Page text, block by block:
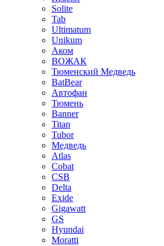
Solite
Tab
Ultimatum
Unikum
Аком
ВОЖАК
Тюменский Медведь
BatBear
Автофан
Тюмень
Banner
Titan
Tubor
Медведь
Atlas
Cobat
CSB
Delta
Exide
Gigawatt
GS
Hyundai
Moratti